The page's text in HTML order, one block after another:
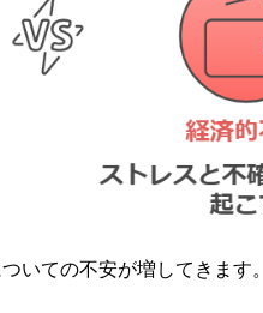
いての不安が増してきます。